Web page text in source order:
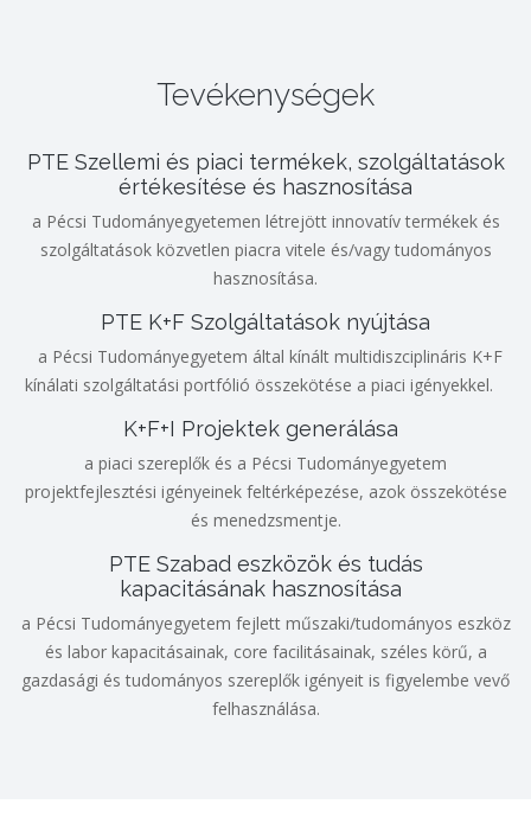
Tevékenységek
PTE Szellemi és piaci termékek, szolgáltatások
értékesítése és hasznosítása
a Pécsi Tudományegyetemen létrejött innovatív termékek és
szolgáltatások közvetlen piacra vitele és/vagy tudományos
hasznosítása.
PTE K+F Szolgáltatások nyújtása
a Pécsi Tudományegyetem által kínált multidiszciplináris K+F
kínálati szolgáltatási portfólió összekötése a piaci igényekkel.
K+F+I Projektek generálása
a piaci szereplők és a Pécsi Tudományegyetem
projektfejlesztési igényeinek feltérképezése, azok összekötése
és menedzsmentje.
PTE Szabad eszközök és tudás
kapacitásának hasznosítása
a Pécsi Tudományegyetem fejlett műszaki/tudományos eszköz
és labor kapacitásainak, core facilitásainak, széles körű, a
gazdasági és tudományos szereplők igényeit is figyelembe vevő
felhasználása.